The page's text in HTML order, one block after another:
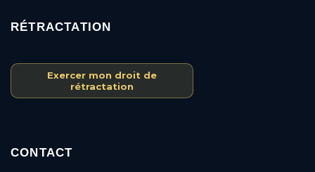
RÉTRACTATION
Exercer mon droit de
rétractation
CONTACT